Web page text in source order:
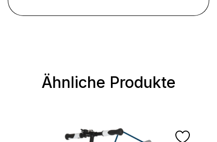
Produktgalerie überspringen
Ähnliche Produkte